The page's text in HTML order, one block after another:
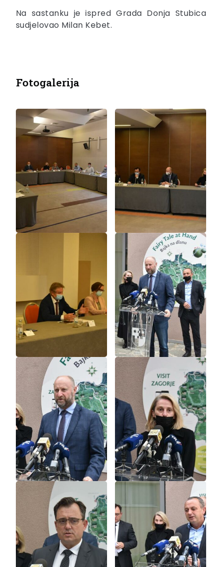
Na sastanku je ispred Grada Donja Stubica
sudjelovao Milan Kebet.
Fotogalerija